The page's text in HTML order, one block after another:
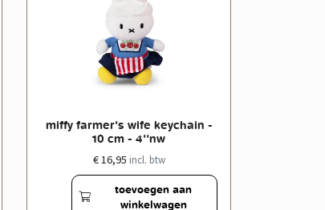
miffy farmer's wife keychain -
10 cm - 4''nw
€ 16,95 incl. btw
toevoegen aan
winkelwagen